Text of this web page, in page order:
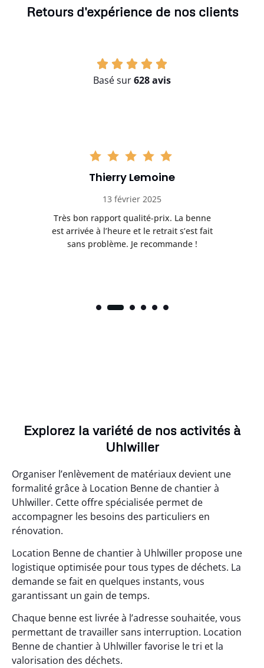
Retours d'expérience de nos clients
Basé sur628 avis
Thierry Lemoine
13 février 2025
Très bon rapport qualité-prix. La benne
est arrivée à l’heure et le retrait s’est fait
sans problème. Je recommande !
Explorez la variété de nos activités à
Uhlwiller
Organiser l’enlèvement de matériaux devient une
formalité grâce à Location Benne de chantier à
Uhlwiller. Cette offre spécialisée permet de
accompagner les besoins des particuliers en
rénovation.
Location Benne de chantier à Uhlwiller propose une
logistique optimisée pour tous types de déchets. La
demande se fait en quelques instants, vous
garantissant un gain de temps.
Chaque benne est livrée à l’adresse souhaitée, vous
permettant de travailler sans interruption. Location
Benne de chantier à Uhlwiller favorise le tri et la
valorisation des déchets.